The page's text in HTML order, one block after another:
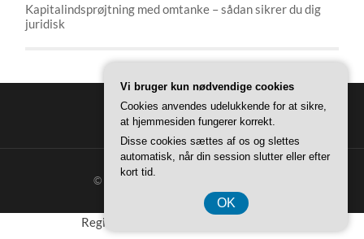
Kapitalindsprøjtning med omtanke – sådan sikrer du dig
juridisk
© 2026ALT OM FINANS
Registreringsnummer DK 374 077 39
Vi bruger kun nødvendige cookies
Cookies anvendes udelukkende for at sikre,
at hjemmesiden fungerer korrekt.
Disse cookies sættes af os og slettes
automatisk, når din session slutter eller efter
kort tid.
OK